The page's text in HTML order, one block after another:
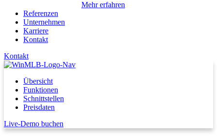
Mehr erfahren
Referenzen
Unternehmen
Karriere
Kontakt
Kontakt
Übersicht
Funktionen
Schnittstellen
Preisdaten
Live-Demo buchen